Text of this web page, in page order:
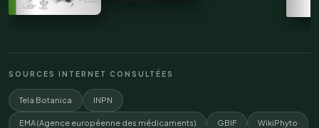
SOURCES INTERNET CONSULTÉES
Tela Botanica INPN
EMA (Agence européenne des médicaments) GBIF WikiPhyto